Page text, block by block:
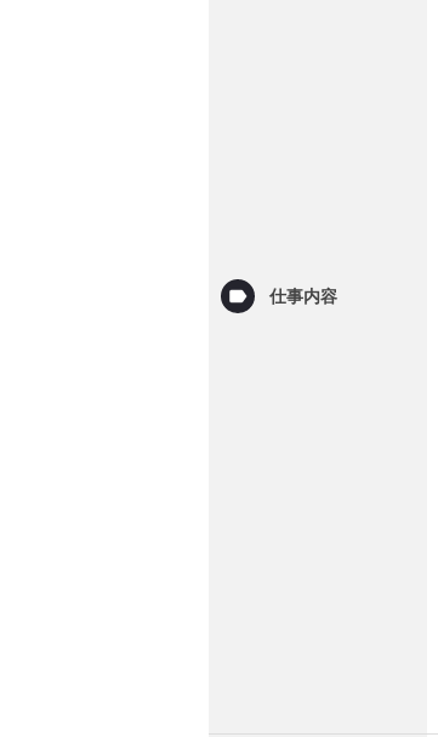
仕事内容